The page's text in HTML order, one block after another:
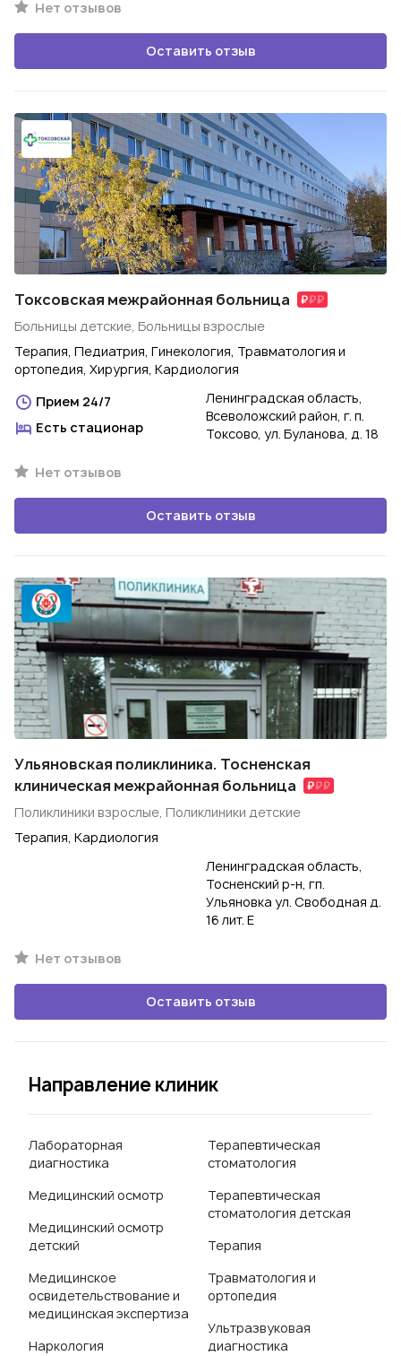
Нет отзывов
Оставить отзыв
Токсовская межрайонная больница
Больницы детские, Больницы взрослые
Терапия, Педиатрия, Гинекология, Травматология и
ортопедия, Хирургия, Кардиология
Прием 24/7
Есть стационар
Ленинградская область,
Всеволожский район, г. п.
Токсово, ул. Буланова, д. 18
Нет отзывов
Оставить отзыв
Ульяновская поликлиника. Тосненская
клиническая межрайонная больница
Поликлиники взрослые, Поликлиники детские
Терапия, Кардиология
Ленинградская область,
Тосненский р-н, гп.
Ульяновка ул. Свободная д.
16 лит. Е
Нет отзывов
Оставить отзыв
Направление клиник
Лабораторная
диагностика
Медицинский осмотр
Медицинский осмотр
детский
Медицинское
освидетельствование и
медицинская экспертиза
Наркология
Терапевтическая
стоматология
Терапевтическая
стоматология детская
Терапия
Травматология и
ортопедия
Ультразвуковая
диагностика